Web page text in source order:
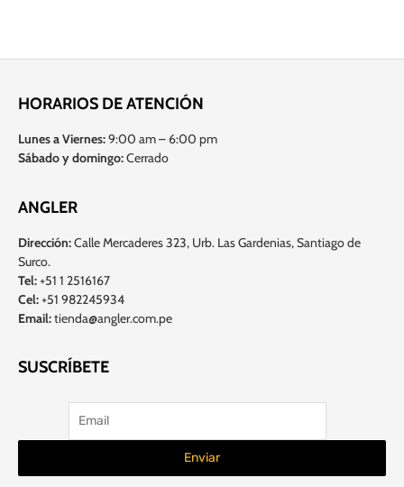
HORARIOS DE ATENCIÓN
Lunes a Viernes:9:00 am – 6:00 pm
Sábado y domingo:Cerrado
ANGLER
Dirección:Calle Mercaderes 323, Urb. Las Gardenias, Santiago de
Surco.
Tel:+51 1 2516167
Cel:+51 982245934
Email:tienda@angler.com.pe
SUSCRÍBETE